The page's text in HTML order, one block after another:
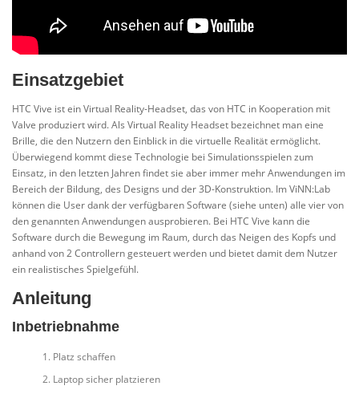
Einsatzgebiet
HTC Vive ist ein Virtual Reality-Headset, das von HTC in Kooperation mit
Valve produziert wird. Als Virtual Reality Headset bezeichnet man eine
Brille, die den Nutzern den Einblick in die virtuelle Realität ermöglicht.
Überwiegend kommt diese Technologie bei Simulationsspielen zum
Einsatz, in den letzten Jahren findet sie aber immer mehr Anwendungen im
Bereich der Bildung, des Designs und der 3D-Konstruktion. Im ViNN:Lab
können die User dank der verfügbaren Software (siehe unten) alle vier von
den genannten Anwendungen ausprobieren. Bei HTC Vive kann die
Software durch die Bewegung im Raum, durch das Neigen des Kopfs und
anhand von 2 Controllern gesteuert werden und bietet damit dem Nutzer
ein realistisches Spielgefühl.
Anleitung
Inbetriebnahme
Platz schaffen
Laptop sicher platzieren